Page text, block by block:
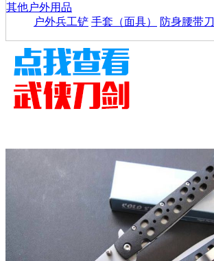
其他户外用品
户外兵工铲 手套（面具） 防身腰带刀